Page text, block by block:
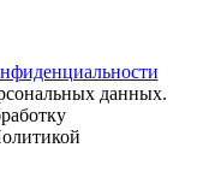
данных.